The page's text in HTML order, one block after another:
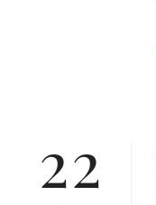
22